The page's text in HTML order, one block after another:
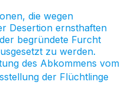
die wegen
Desertion ernsthaften
begründete Furcht
zu werden.
des Abkommens vom
der Flüchtlinge